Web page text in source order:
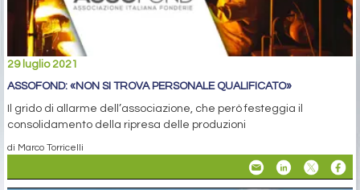
29 luglio 2021
ASSOFOND: «NON SI TROVA PERSONALE QUALIFICATO»
Il grido di allarme dell’associazione, che però festeggia il
consolidamento della ripresa delle produzioni
di Marco Torricelli